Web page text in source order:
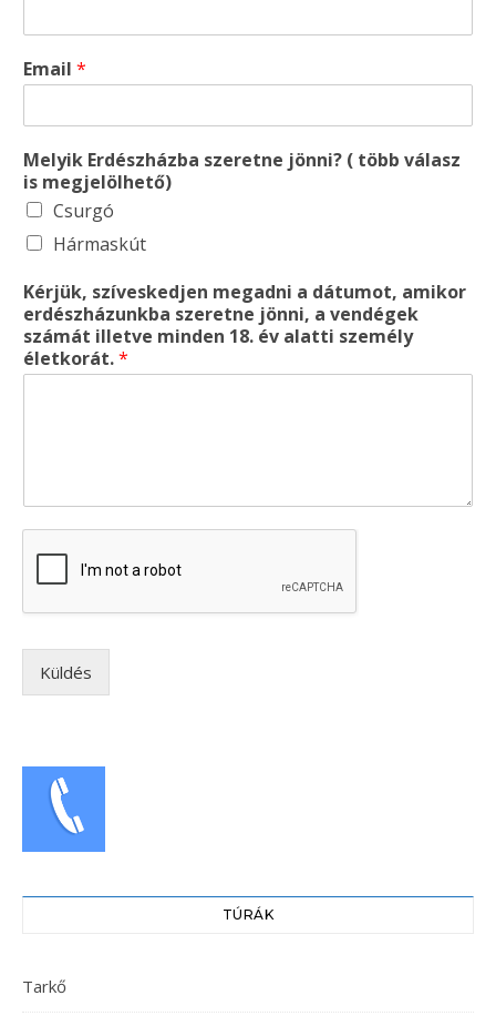
Email *
Melyik Erdészházba szeretne jönni? ( több válasz
is megjelölhető)
Csurgó
Hármaskút
Kérjük, szíveskedjen megadni a dátumot, amikor
erdészházunkba szeretne jönni, a vendégek
számát illetve minden 18. év alatti személy
életkorát.*
Küldés
TÚRÁK
Tarkő